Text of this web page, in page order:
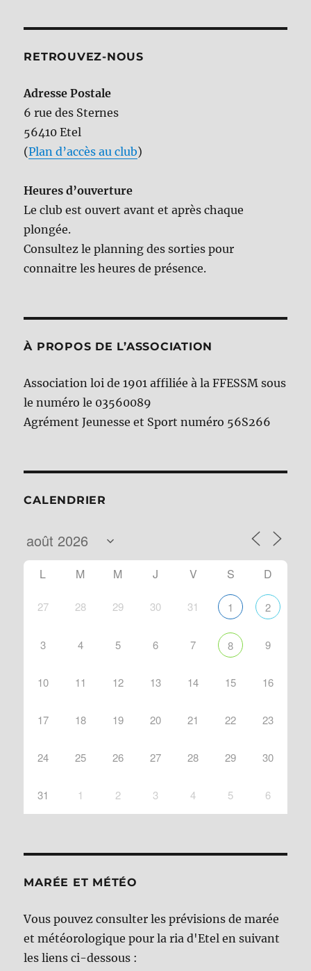
RETROUVEZ-NOUS
Adresse Postale
6 rue des Sternes
56410 Etel
(Plan d’accès au club)
Heures d’ouverture
Le club est ouvert avant et après chaque
plongée.
Consultez le planning des sorties pour
connaitre les heures de présence.
À PROPOS DE L’ASSOCIATION
Association loi de 1901 affiliée à la FFESSM sous
le numéro le 03560089
Agrément Jeunesse et Sport numéro 56S266
CALENDRIER
L M M J V S D
27 28 29 30 31 1 2
3 4 5 6 7 8 9
10 11 12 13 14 15 16
17 18 19 20 21 22 23
24 25 26 27 28 29 30
31 1 2 3 4 5 6
MARÉE ET MÉTÉO
Vous pouvez consulter les prévisions de marée
et météorologique pour la ria d'Etel en suivant
les liens ci-dessous :